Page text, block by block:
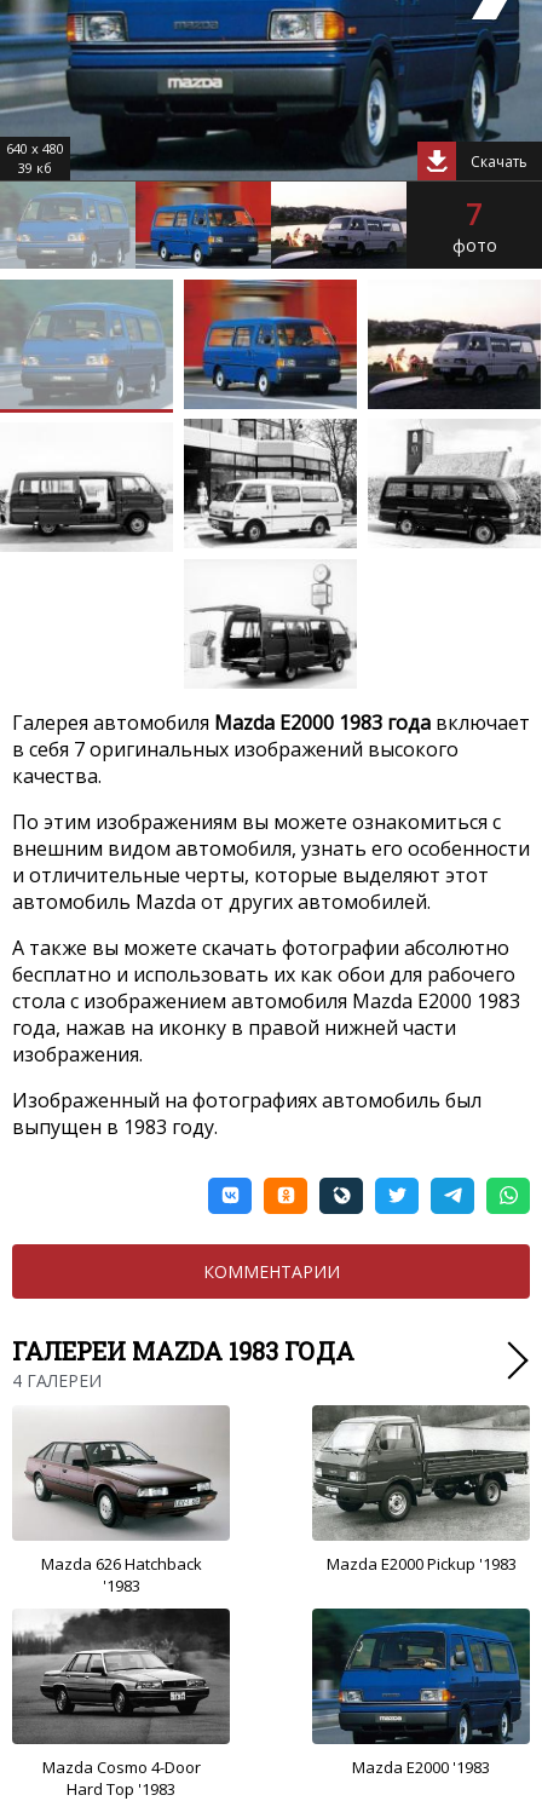
640 x 480
39 кб
Скачать
7
фото
Галерея автомобиля Mazda E2000 1983 года включает
в себя 7 оригинальных изображений высокого
качества.
По этим изображениям вы можете ознакомиться с
внешним видом автомобиля, узнать его особенности
и отличительные черты, которые выделяют этот
автомобиль Mazda от других автомобилей.
А также вы можете скачать фотографии абсолютно
бесплатно и использовать их как обои для рабочего
стола с изображением автомобиля Mazda E2000 1983
года, нажав на иконку в правой нижней части
изображения.
Изображенный на фотографиях автомобиль был
выпущен в 1983 году.
КОММЕНТАРИИ
ГАЛЕРЕИ MAZDA 1983 ГОДА
4 ГАЛЕРЕИ
Mazda 626 Hatchback
'1983
Mazda E2000 Pickup '1983
Mazda Cosmo 4-Door
Hard Top '1983
Mazda E2000 '1983